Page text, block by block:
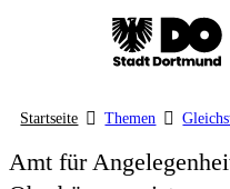
Startseite Themen
Amt für